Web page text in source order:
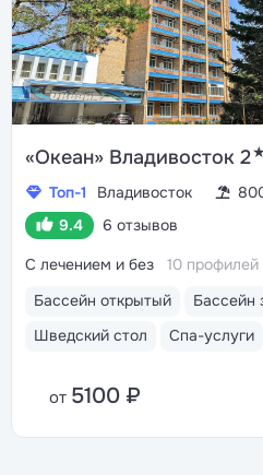
«Океан» Владивосток 2★
Топ-1 Владивосток
9.4
6 отзывов
Бассейн открытый
Бассейн
Шведский стол
Спа-услуги
С лечением и без 10 профилей
от 5100 ₽